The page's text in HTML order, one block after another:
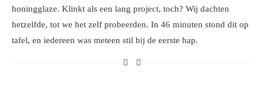
honingglaze. Klinkt als een lang project, toch? Wij dachten
hetzelfde, tot we het zelf probeerden. In 46 minuten stond dit op
tafel, en iedereen was meteen stil bij de eerste hap.